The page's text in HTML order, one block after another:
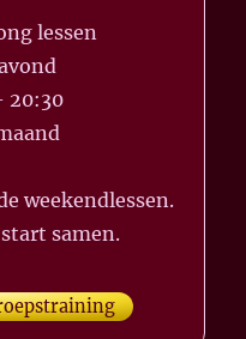
lessen
20:30
weekendlessen.
samen.